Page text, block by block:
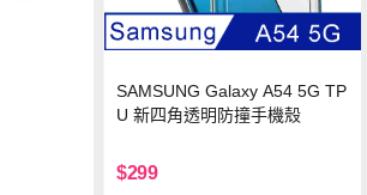
SAMSUNG Galaxy A54 5G TP
U 新四角透明防撞手機殼
$299